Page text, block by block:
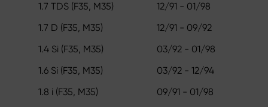
1.7 TDS (F35, M35)
12/91 - 01/98
1.7 D (F35, M35)
12/91 - 09/92
1.4 Si (F35, M35)
03/92 - 01/98
1.6 Si (F35, M35)
03/92 - 12/94
1.8 i (F35, M35)
09/91 - 01/98